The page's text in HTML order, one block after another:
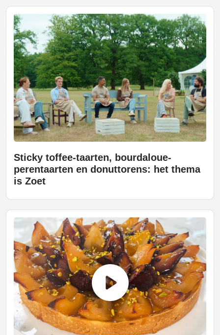
Sticky toffee-taarten, bourdaloue-
perentaarten en donuttorens: het thema
is Zoet